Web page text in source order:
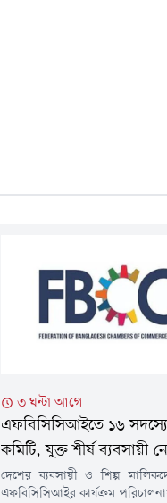
৩ ঘন্টা আগে
এফবিসিসিআইতে ১৬
কমিটি, যুক্ত শীর্ষ ব্যবসায়ী
দেশের ব্যবসায়ী ও শিল্প
এফবিসিসিআইর কার্যক্রম